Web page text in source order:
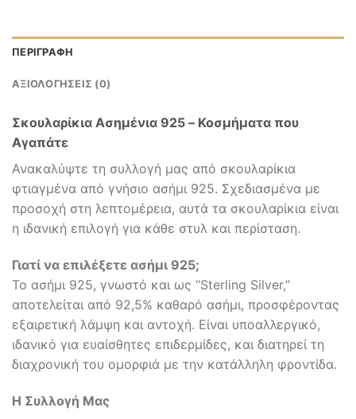
ΠΕΡΙΓΡΑΦΉ
ΑΞΙΟΛΟΓΉΣΕΙΣ (0)
Σκουλαρίκια Ασημένια 925 – Κοσμήματα που
Αγαπάτε
Ανακαλύψτε τη συλλογή μας από σκουλαρίκια
φτιαγμένα από γνήσιο ασήμι 925. Σχεδιασμένα με
προσοχή στη λεπτομέρεια, αυτά τα σκουλαρίκια είναι
η ιδανική επιλογή για κάθε στυλ και περίσταση.
Γιατί να επιλέξετε ασήμι 925;
Το ασήμι 925, γνωστό και ως “Sterling Silver,”
αποτελείται από 92,5% καθαρό ασήμι, προσφέροντας
εξαιρετική λάμψη και αντοχή. Είναι υποαλλεργικό,
ιδανικό για ευαίσθητες επιδερμίδες, και διατηρεί τη
διαχρονική του ομορφιά με την κατάλληλη φροντίδα.
Η Συλλογή Μας